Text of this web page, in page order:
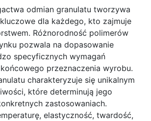
odmian granulatu tworzywa
dla każdego, kto zajmuje
Różnorodność polimerów
pozwala na dopasowanie
specyficznych wymagań
przeznaczenia wyrobu.
charakteryzuje się unikalnym
które determinują jego
zastosowaniach.
elastyczność, twardość,